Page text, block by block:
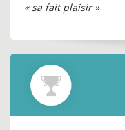
« sa fait plaisir »